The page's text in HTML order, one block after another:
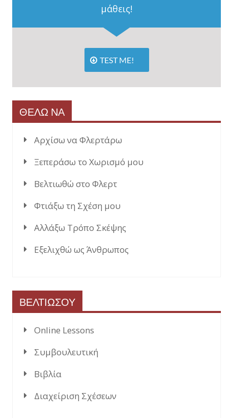
μάθεις!
TEST ME!
ΘΕΛΩ ΝΑ
Αρχίσω να Φλερτάρω
Ξεπεράσω το Χωρισμό μου
Βελτιωθώ στο Φλερτ
Φτιάξω τη Σχέση μου
Αλλάξω Τρόπο Σκέψης
Εξελιχθώ ως Άνθρωπος
ΒΕΛΤΙΩΣΟΥ
Online Lessons
Συμβουλευτική
Βιβλία
Διαχείριση Σχέσεων